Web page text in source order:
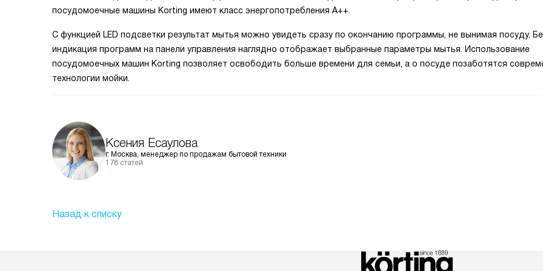
посудомоечные машины Korting имеют класс энергопотребления A++.
С функцией LED подсветки результат мытья можно увидеть сразу по окончанию программы, не вынимая посуду.
индикация программ на панели управления наглядно отображает выбранные параметры мытья. Использование
посудомоечных машин Korting позволяет освободить больше времени для семьи, а о посуде позаботятся
технологии мойки.
Ксения Есаулова
г. Москва, менеджер по продажам бытовой техники
178 статей
Назад к списку